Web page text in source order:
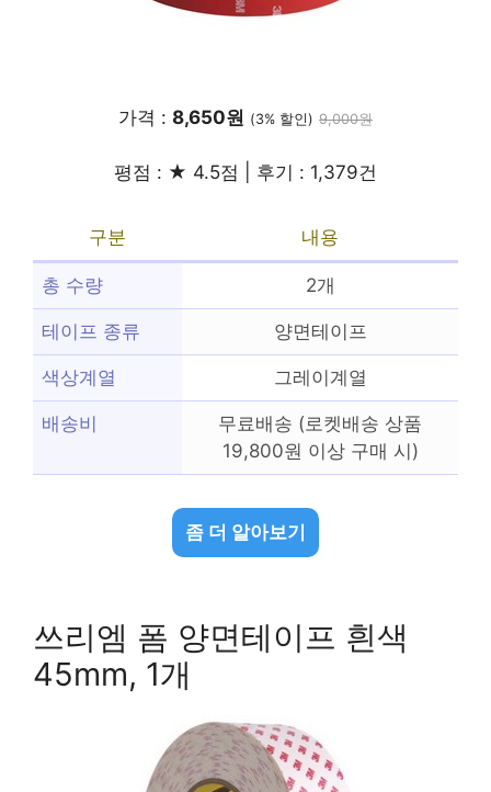
가격 : 8,650원 (3% 할인) 9,000원
평점 : ★ 4.5점 | 후기 : 1,379건
구분 내용
총 수량 2개
테이프 종류 양면테이프
색상계열 그레이계열
배송비
무료배송 (로켓배송 상품
19,800원 이상 구매 시)
좀 더 알아보기
쓰리엠 폼 양면테이프 흰색
45mm, 1개